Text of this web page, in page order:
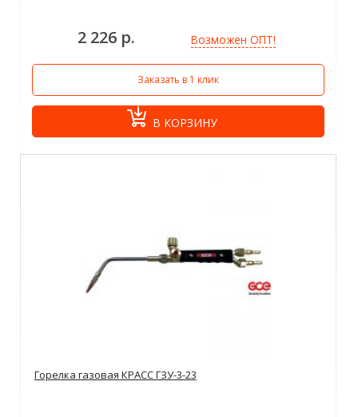
2 226 р. Возможен ОПТ!
Заказать в 1 клик
В КОРЗИНУ
Горелка газовая КРАСС ГЗУ-3-23